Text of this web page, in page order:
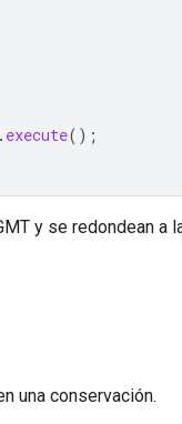
execute();
y se redondean a
una conservación.